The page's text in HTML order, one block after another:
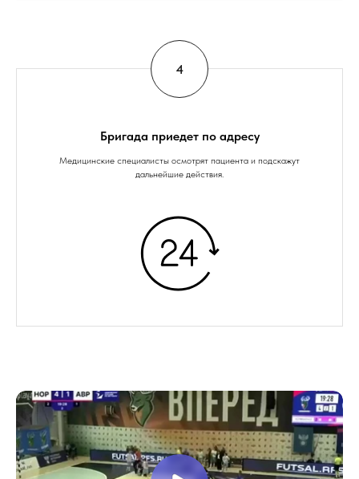
Бригада приедет по адресу
Медицинские специалисты осмотрят пациента и подскажут
дальнейшие действия.